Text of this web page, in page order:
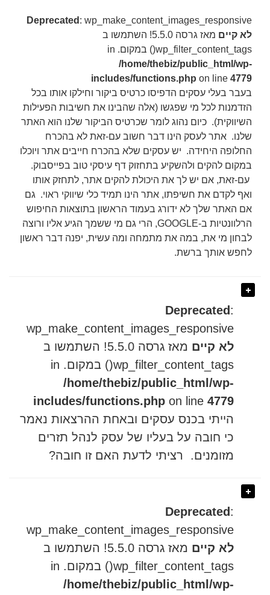
Deprecated : wp_make_content_images_responsive
לא קיים
מאז גרסה 5.5.0! השתמשו ב
wp_filter_content_tags() במקום. in
/home/thebiz/public_html/wp-
includes/functions.php on line 4779
בעבר בעלי עסקים הדפיסו כרטיס ביקור וחילקו אותו בכל
הזדמנות לכל מי שפגשו (אלה שהבינו את חשיבות הפעילות
השיווקית). כיום נהוג לומר שכרטיס הביקור שלנו הוא האתר
שלנו. אתר לעסק הינו דבר חשוב עם-זאת לא בהכרח
החלופה היחידה. יש עסקים שלא בהכרח חייבים אתר ויוכלו
במקום להקים ולהשקיע בתחזוק דף עיסקי טוב בפייסבוק.
עם-זאת, אם יש לך את היכולת להקים אתר, לתחזק אותו
ואף לקדם את חשיפתו, אתר הינו תמיד כלי שיווקי ראוי. גם
אם האתר שלך לא ידורג בעמוד הראשון בתוצאות החיפוש
הרלוונטיות ב-GOOGLE, הרי גם מי ששמך הגיע אליו ורוצה
לבחון מי את, במה את מתמחה ומה עשית, יפנה דבר ראשון
לחפש אותך ברשת.
Deprecated :
wp_make_content_images_responsive
לא קיים
מאז גרסה 5.5.0! השתמשו ב
wp_filter_content_tags() במקום. in
/home/thebiz/public_html/wp-
includes/functions.php on line 4779
הייתי בכנס עסקים ובאחת ההרצאות נאמר
כי חובה על בעליו של עסק לנהל תזרים
מזומנים. רציתי לדעת האם זו חובה?
Deprecated :
wp_make_content_images_responsive
לא קיים
מאז גרסה 5.5.0! השתמשו ב
wp_filter_content_tags() במקום. in
/home/thebiz/public_html/wp-